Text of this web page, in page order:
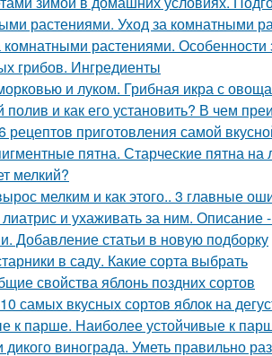
растениями. Уход за комнатными
растениями.
грибов. Ингредиенты
и луком. Грибная икра с
и как его установить? В чем
приготовления самой
пятна. Старческие пятна на
мелкий?
мелким и как этого.. 3 главные
и ухаживать за ним. Описание
Добавление статьи в новую подборку
в саду. Какие сорта выбрать
свойства яблонь поздних сортов
самых вкусных сортов яблок на
к парше. Наиболее устойчивые к
винограда. Уметь правильно